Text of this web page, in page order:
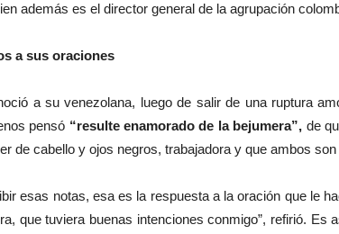
además es el director general de la agrupación
a sus oraciones
a su venezolana, luego de salir de una ruptura
pensó “resulte enamorado de la bejumera”, de
de cabello y ojos negros, trabajadora y que ambos
esas notas, esa es la respuesta a la oración que le
que tuviera buenas intenciones conmigo”, refirió. Es